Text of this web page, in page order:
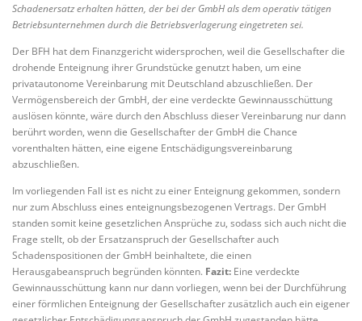
Schadenersatz erhalten hätten, der bei der GmbH als dem operativ tätigen
Betriebsunternehmen durch die Betriebsverlagerung eingetreten sei.
Der BFH hat dem Finanzgericht widersprochen, weil die Gesellschafter die
drohende Enteignung ihrer Grundstücke genutzt haben, um eine
privatautonome Vereinbarung mit Deutschland abzuschließen. Der
Vermögensbereich der GmbH, der eine verdeckte Gewinnausschüttung
auslösen könnte, wäre durch den Abschluss dieser Vereinbarung nur dann
berührt worden, wenn die Gesellschafter der GmbH die Chance
vorenthalten hätten, eine eigene Entschädigungsvereinbarung
abzuschließen.
Im vorliegenden Fall ist es nicht zu einer Enteignung gekommen, sondern
nur zum Abschluss eines enteignungsbezogenen Vertrags. Der GmbH
standen somit keine gesetzlichen Ansprüche zu, sodass sich auch nicht die
Frage stellt, ob der Ersatzanspruch der Gesellschafter auch
Schadenspositionen der GmbH beinhaltete, die einen
Herausgabeanspruch begründen könnten. Fazit: Eine verdeckte
Gewinnausschüttung kann nur dann vorliegen, wenn bei der Durchführung
einer förmlichen Enteignung der Gesellschafter zusätzlich auch ein eigener